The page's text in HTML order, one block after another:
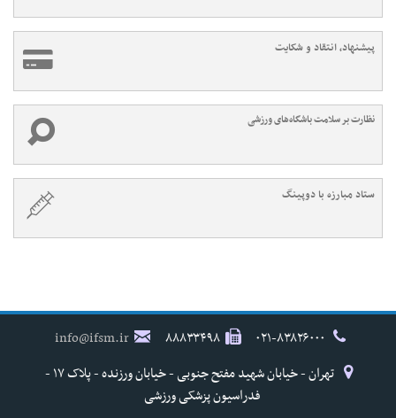
پیشنهاد، انتقاد و شکایت
نظارت بر سلامت باشگاه‌های ورزشی
ستاد مبارزه با دوپینگ
۸۸۸۳۳۴۹۸
info@ifsm.ir
تهران - خیابان شهید مفتح جنوبی - خیابان ورزنده - پلاک ۱۷ -
فدراسیون پزشکی ورزشی